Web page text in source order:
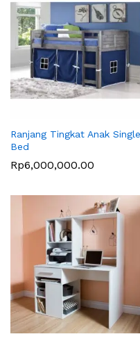
Ranjang Tingkat Anak Single
Bed
Rp6,000,000.00